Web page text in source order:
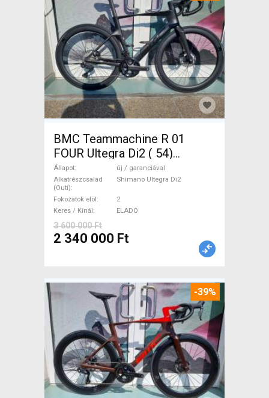
BMC Teammachine R 01
FOUR Ultegra Di2 ( 54)
Országúti Shimano Ultegra
Di2 tárcsafék új / garanciával
ELADÓ
Állapot
új / garanciával
Alkatrészcsalád
(Outi)
Shimano Ultegra Di2
Fokozatok elöl
2
Keres / Kínál
ELADÓ
3 600 000 Ft
2 340 000 Ft
-39%